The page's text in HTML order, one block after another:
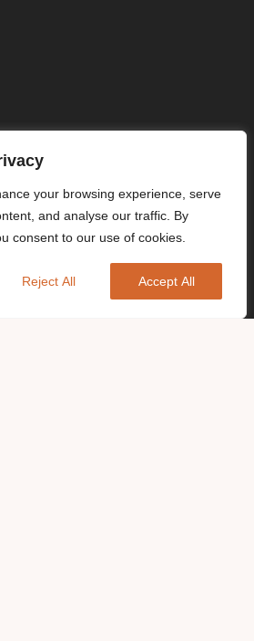
your browsing experience, serve
and analyse our traffic. By
consent to our use of cookies.
Reject All Accept All